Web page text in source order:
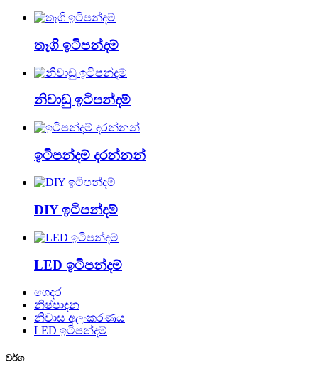
තෑගි ඉටිපන්දම්
නිවාඩු ඉටිපන්දම්
ඉටිපන්දම් දරන්නන්
DIY ඉටිපන්දම්
LED ඉටිපන්දම්
ගෙදර
නිෂ්පාදන
නිවාස අලංකරණය
LED ඉටිපන්දම්
වර්ග